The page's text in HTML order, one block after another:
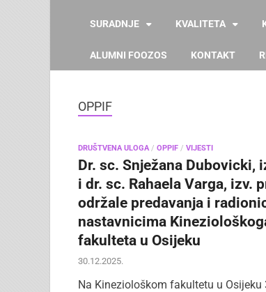
SURADNJE KVALITETA
ALUMNI FOOZOS KONTAKT
OPPIF
DRUŠTVENA ULOGA/ OPPIF / VIJESTI
Dr. sc. Snježana Dubovicki,
i dr. sc. Rahaela Varga, izv.
održale predavanja i
nastavnicima
fakulteta u Osijeku
30.12.2025.
Na Kineziološkom fakultetu u Osijeku